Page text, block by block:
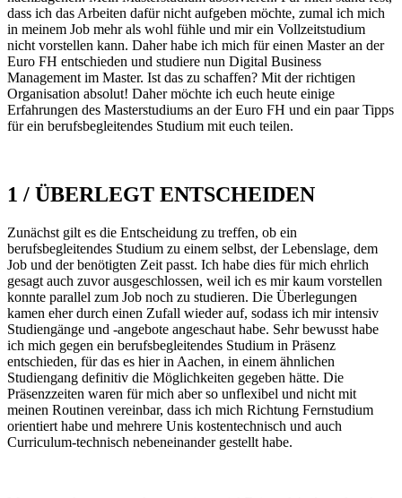
dass ich das Arbeiten dafür nicht aufgeben möchte, zumal ich mich
in meinem Job mehr als wohl fühle und mir ein Vollzeitstudium
nicht vorstellen kann. Daher habe ich mich für einen Master an der
Euro FH entschieden und studiere nun Digital Business
Management im Master. Ist das zu schaffen? Mit der richtigen
Organisation absolut! Daher möchte ich euch heute einige
Erfahrungen des Masterstudiums an der Euro FH und ein paar Tipps
für ein berufsbegleitendes Studium mit euch teilen.
1 / ÜBERLEGT ENTSCHEIDEN
Zunächst gilt es die Entscheidung zu treffen, ob ein
berufsbegleitendes Studium zu einem selbst, der Lebenslage, dem
Job und der benötigten Zeit passt. Ich habe dies für mich ehrlich
gesagt auch zuvor ausgeschlossen, weil ich es mir kaum vorstellen
konnte parallel zum Job noch zu studieren. Die Überlegungen
kamen eher durch einen Zufall wieder auf, sodass ich mir intensiv
Studiengänge und -angebote angeschaut habe. Sehr bewusst habe
ich mich gegen ein berufsbegleitendes Studium in Präsenz
entschieden, für das es hier in Aachen, in einem ähnlichen
Studiengang definitiv die Möglichkeiten gegeben hätte. Die
Präsenzzeiten waren für mich aber so unflexibel und nicht mit
meinen Routinen vereinbar, dass ich mich Richtung Fernstudium
orientiert habe und mehrere Unis kostentechnisch und auch
Curriculum-technisch nebeneinander gestellt habe.